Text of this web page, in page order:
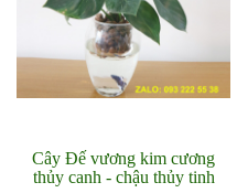
Cây Đế vương kim cương
thủy canh - chậu thủy tinh